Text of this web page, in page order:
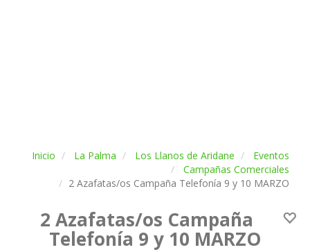
Inicio La Palma Los Llanos de Aridane
Eventos
Campañas Comerciales
2 Azafatas/os Campaña Telefonía 9 y 10 MARZO
2 Azafatas/os Campaña
Telefonía 9 y 10 MARZO